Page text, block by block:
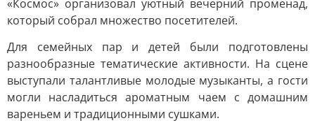
«Космос» организовал уютный вечерний променад,
который собрал множество посетителей.
Для семейных пар и детей были подготовлены
разнообразные тематические активности. На сцене
выступали талантливые молодые музыканты, а гости
могли насладиться ароматным чаем с домашним
вареньем и традиционными сушками.